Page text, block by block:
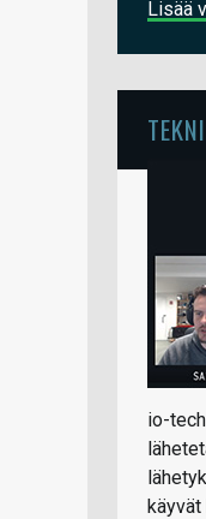
Lisää
io-
käyvät